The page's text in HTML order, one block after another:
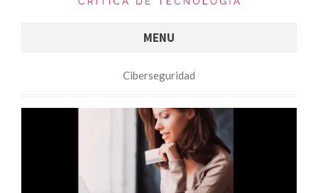
MENU
Ciberseguridad